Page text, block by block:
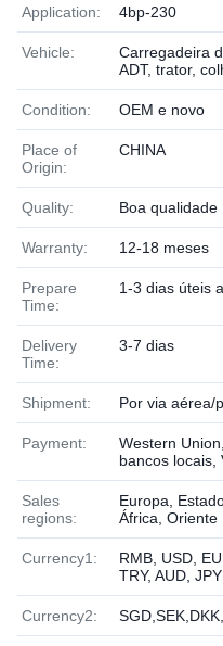
Application: 4bp-230
Vehicle:
Carregadeira
ADT, trator,
Condition: OEM e novo
Place of
Origin:
CHINA
Quality: Boa qualidade
Warranty: 12-18 meses
Prepare
Time:
1-3 dias úteis
Delivery
Time:
3-7 dias
Shipment: Por via aérea/
Payment:
Western
bancos locais,
Sales
regions:
Europa,
África, Oriente
Currency1:
RMB, USD,
TRY, AUD, JPY
Currency2: